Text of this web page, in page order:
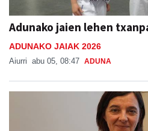
Adunako jaien lehen
ADUNAKO JAIAK 2026
Aiurri abu 05, 08:47 ADUNA